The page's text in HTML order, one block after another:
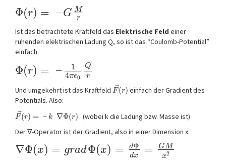
Φ(r) = – G M
r
Ist das betrachtete Kraftfeld das Elektrische Feld einer
ruhenden elektrischen Ladung Q, so ist das “Coulomb-Potential”
einfach:
Φ(r) = –
1
4πϵ0
Q
r
Und umgekehrt ist das Kraftfeld F ⃗(r) einfach der Gradient des
Potentials. Also:
F ⃗(r) = – k ∇Φ(r) (wobei k die Ladung bzw. Masse ist)
Der ∇-Operator ist der Gradient, also in einer Dimension x:
∇Φ(x) = gradΦ(x) = dΦ
dx = G M
x2